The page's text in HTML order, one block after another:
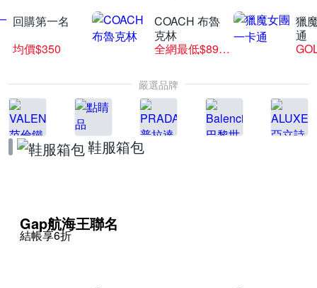
回購第一名
均價$350
COACH 布魯
克林
全網最低$8999
獵
通
嚴選品牌
鞋服箱包
Gap航海王聯名
結帳享6折